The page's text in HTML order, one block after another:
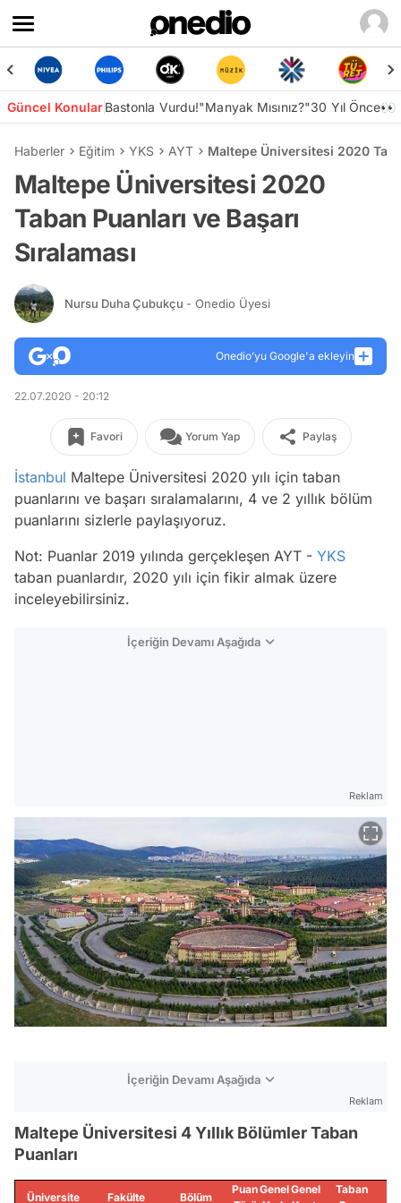
Güncel KonularBastonla Vurdu!"Manyak Mısınız?"30 Yıl Önce👀
Haberler Eğitim YKS AYT Maltepe Üniversitesi 2020
Maltepe Üniversitesi 2020
Taban Puanları ve Başarı
Sıralaması
Nursu Duha Çubukçu - Onedio Üyesi
Onedio’yu Google'a ekleyin
22.07.2020 - 20:12
Favori Yorum Yap Paylaş
İstanbul Maltepe Üniversitesi 2020 yılı için taban
puanlarını ve başarı sıralamalarını, 4 ve 2 yıllık bölüm
puanlarını sizlerle paylaşıyoruz.
Not: Puanlar 2019 yılında gerçekleşen AYT - YKS
taban puanlardır, 2020 yılı için fikir almak üzere
inceleyebilirsiniz.
İçeriğin Devamı Aşağıda
Reklam
İçeriğin Devamı Aşağıda
Reklam
Maltepe Üniversitesi 4 Yıllık Bölümler Taban
Puanları
Üniversite Fakülte Bölüm
PuanGenelGenel
Taban